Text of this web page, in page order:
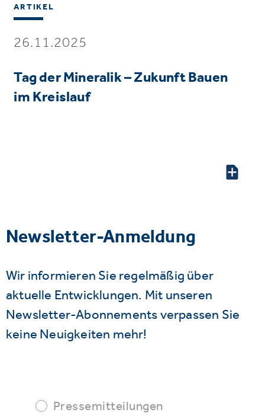
ARTIKEL
26.11.2025
Tag der Mineralik – Zukunft Bauen
im Kreislauf
Newsletter-Anmeldung
Wir informieren Sie regelmäßig über
aktuelle Entwicklungen. Mit unseren
Newsletter-Abonnements verpassen Sie
keine Neuigkeiten mehr!
Pressemitteilungen